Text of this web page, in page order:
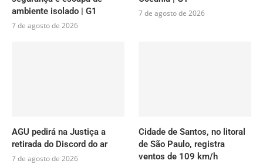
ambiente isolado | G1
7 de agosto de 2026
7 de agosto de 2026
AGU pedirá na Justiça a
retirada do Discord do ar
7 de agosto de 2026
Cidade de Santos, no litoral
de São Paulo, registra
ventos de 109 km/h